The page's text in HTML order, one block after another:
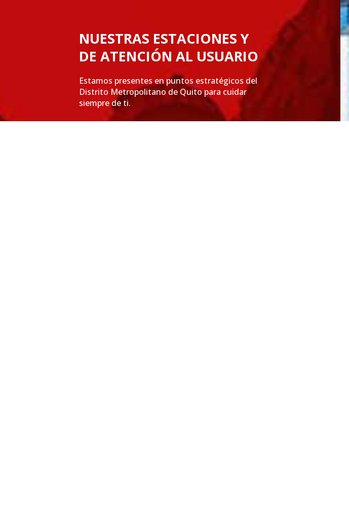
NUESTRAS ESTACIONES Y
DE ATENCIÓN AL USUARIO
Estamos presentes en puntos estratégicos del
Distrito Metropolitano de Quito para cuidar
siempre de ti.